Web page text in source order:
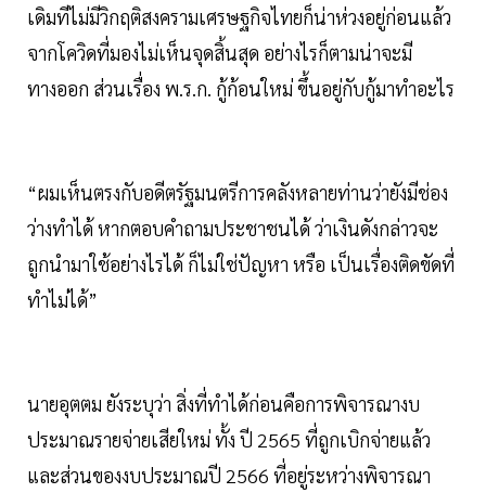
เดิมทีไม่มีวิกฤติสงครามเศรษฐกิจไทยก็น่าห่วงอยู่ก่อนแล้ว
จากโควิดที่มองไม่เห็นจุดสิ้นสุด อย่างไรก็ตามน่าจะมี
ทางออก ส่วนเรื่อง พ.ร.ก. กู้ก้อนใหม่ ขึ้นอยู่กับกู้มาทำอะไร
“ผมเห็นตรงกับอดีตรัฐมนตรีการคลังหลายท่านว่ายังมีช่อง
ว่างทำได้ หากตอบคำถามประชาชนได้ ว่าเงินดังกล่าวจะ
ถูกนำมาใช้อย่างไรได้ ก็ไม่ใช่ปัญหา หรือ เป็นเรื่องติดขัดที่
ทำไม่ได้”
นายอุตตม ยังระบุว่า สิ่งที่ทำได้ก่อนคือการพิจารณางบ
ประมาณรายจ่ายเสียใหม่ ทั้ง ปี 2565 ที่ถูกเบิกจ่ายแล้ว
และส่วนของงบประมาณปี 2566 ที่อยู่ระหว่างพิจารณา